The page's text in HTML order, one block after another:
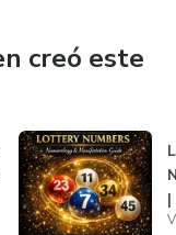
creó este
|